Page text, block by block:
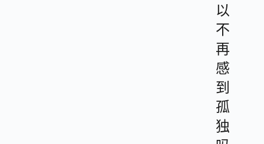
以
不
再
感
到
孤
独